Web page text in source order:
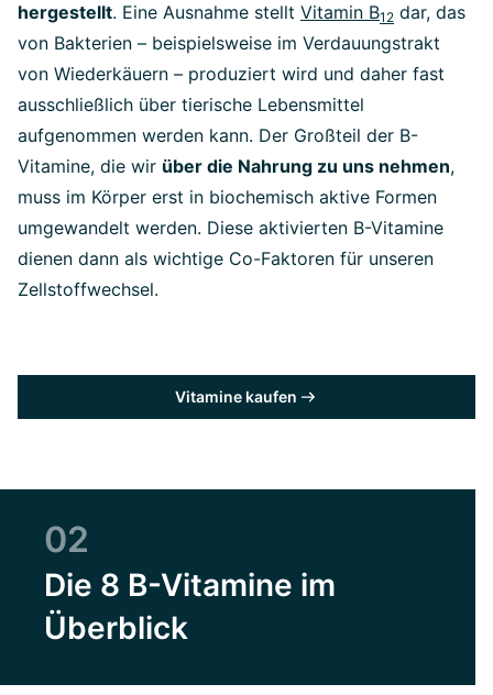
hergestellt. Eine Ausnahme stellt Vitamin B12 dar, das
von Bakterien – beispielsweise im Verdauungstrakt
von Wiederkäuern – produziert wird und daher fast
ausschließlich über tierische Lebensmittel
aufgenommen werden kann. Der Großteil der B-
Vitamine, die wir über die Nahrung zu uns nehmen,
muss im Körper erst in biochemisch aktive Formen
umgewandelt werden. Diese aktivierten B-Vitamine
dienen dann als wichtige Co-Faktoren für unseren
Zellstoffwechsel.
Vitamine kaufen
02
Die 8 B-Vitamine im
Überblick